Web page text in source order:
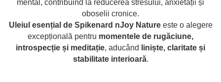
mental , contribuind la reducerea stresului, anxietății și
oboselii cronice.
Uleiul esențial de Spikenard nJoy Natureeste o alegere
excepțională pentru momentele de rugăciune,
introspecție și meditație, aducând
liniște, claritate și
stabilitate interioară.